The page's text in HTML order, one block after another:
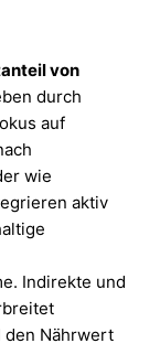
von
durch
auf
wie
aktiv
Indirekte und
den Nährwert